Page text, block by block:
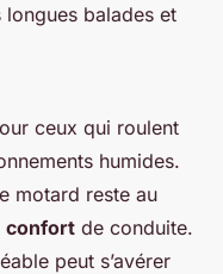
balades et
ceux qui roulent
humides.
motard reste au
confort de conduite.
peut s’avérer